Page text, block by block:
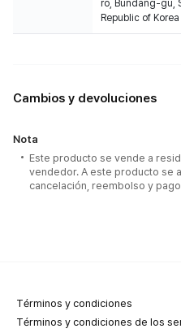
ro, Bundang-gu,
Republic of Korea
Cambios y devoluciones
Nota
Este producto se vende a
vendedor. A este producto se
cancelación, reembolso y
Términos y condiciones
Términos y condiciones de los